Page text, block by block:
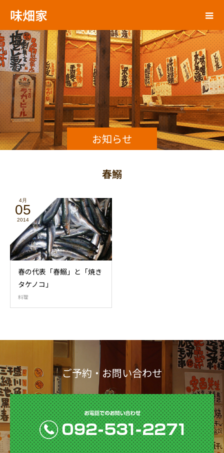
味畑家
お知らせ
春鰯
4月
05
2014
春の代表「春鰯」と「焼き
タケノコ」
料理
ご予約・お問い合わせ